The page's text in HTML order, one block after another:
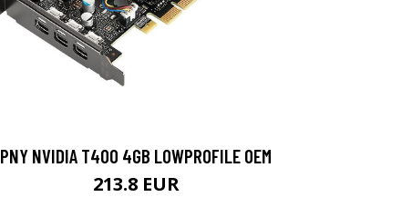
PNY NVIDIA T400 4GB LOWPROFILE OEM
213.8 EUR